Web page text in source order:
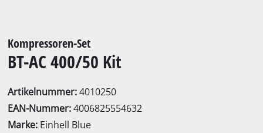
Kompressoren-Set
BT-AC 400/50 Kit
Artikelnummer:4010250
EAN-Nummer:4006825554632
Marke: Einhell Blue